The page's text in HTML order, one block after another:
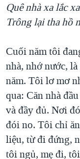
Quê nhà xa lắc
Trông lại tha hồ
Cuối năm tôi
nhà, nhớ nước,
năm. Tôi lơ mơ
qua: Căn nhà
và đầy đủ. Nơi
đói no. Tôi chỉ
liệu, từ đi đứng,
tôi ngủ, mẹ đi,